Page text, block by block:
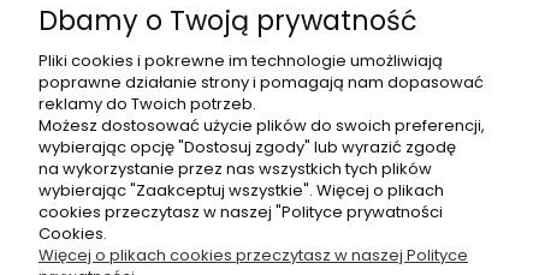
Godziny czynnej infolinii
Pon.-Pt. 9:00-17:00
Telefon:
+48500660700
E-mail:
biuro@hurtowniahellonails.pl
Dbamy o Twoją prywatność
Pliki cookies i pokrewne im technologie umożliwiają
poprawne działanie strony i pomagają nam dopasować
reklamy do Twoich potrzeb.
Możesz dostosować użycie plików do swoich preferencji,
wybierając opcję "Dostosuj zgody" lub wyrazić zgodę
na wykorzystanie przez nas wszystkich tych plików
wybierając "Zaakceptuj wszystkie". Więcej o plikach
cookies przeczytasz w naszej "Polityce prywatności
Cookies.
Więcej o plikach cookies przeczytasz w naszej Polityce